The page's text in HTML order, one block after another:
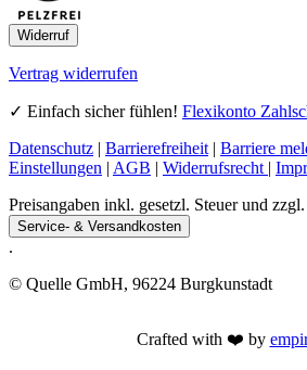
Widerruf
Vertrag widerrufen
✓ Einfach sicher fühlen! Flexikonto
Datenschutz | Barrierefreiheit | Barriere
Einstellungen | AGB | Widerrufsrecht |
Preisangaben inkl. gesetzl. Steuer und zzgl.
Service- & Versandkosten
.
© Quelle GmbH, 96224 Burgkunstadt
Crafted with ❤️ by